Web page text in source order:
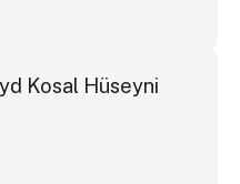
Kosal Hüseyni